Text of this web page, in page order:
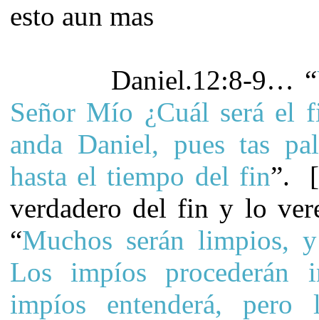
esto aun mas
Daniel.12:8-9… “
Señor Mío ¿Cuál será el
anda Daniel, pues tas
hasta el tiempo del fin”.
verdadero del fin y lo
“Muchos serán limpios,
Los impíos procederán
impíos entenderá, pero